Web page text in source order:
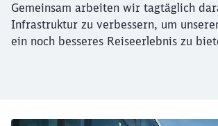
Gemeinsam arbeiten wir tagtäglich
Infrastruktur zu verbessern, um
ein noch besseres Reiseerlebnis zu